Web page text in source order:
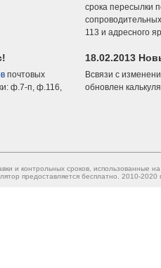
срока пересылки
113 и адресного
почтовых
ф.7-п, ф.116,
18.02.2013
Всвязи с
обновлен
и контрольных сроков, использованные
предоставляется бесплатно. 2010-2020